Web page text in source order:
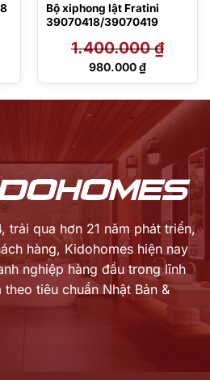
Bộ xiphong lật Fratini
39070418/39070419
1.400.000₫
Giá
1.400.000 ₫.
980.000₫
Giá
980.000 ₫.
trải qua hơn 21 năm phát triển,
hàng, Kidohomes hiện nay
nghiệp hàng đầu trong lĩnh
tiêu chuẩn Nhật Bản &